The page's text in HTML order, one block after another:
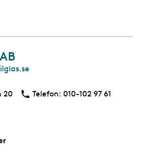
20
Telefon: Telefon
010-102 97 61